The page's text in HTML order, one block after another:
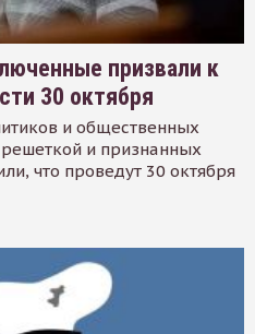
призвали к
30 октября
и общественных
и признанных
что проведут 30 октября